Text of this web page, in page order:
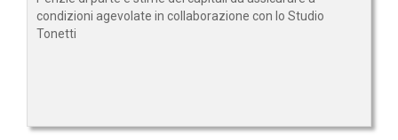
condizioni agevolate in collaborazione con lo Studio
Tonetti